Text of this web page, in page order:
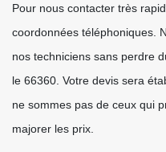
Pour nous contacter très
coordonnées téléphoniques.
nos techniciens sans perdre
le 66360. Votre devis sera
ne sommes pas de ceux qui
majorer les prix.